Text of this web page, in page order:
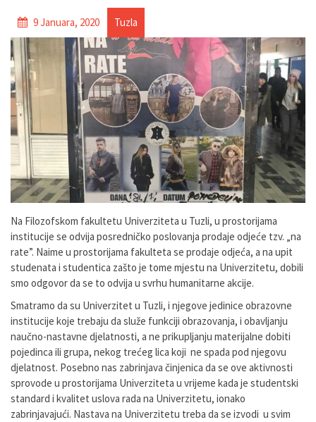
9 Januara, 2020 Tuzla
Na Filozofskom fakultetu Univerziteta u Tuzli, u prostorijama
institucije se odvija posredničko poslovanja prodaje odjeće tzv. „na
rate”. Naime u prostorijama fakulteta se prodaje odjeća, a na upit
studenata i studentica zašto je tome mjestu na Univerzitetu, dobili
smo odgovor da se to odvija u svrhu humanitarne akcije.
Smatramo da su Univerzitet u Tuzli, i njegove jedinice obrazovne
institucije koje trebaju da služe funkciji obrazovanja, i obavljanju
naučno-nastavne djelatnosti, a ne prikupljanju materijalne dobiti
pojedinca ili grupa, nekog trećeg lica koji ne spada pod njegovu
djelatnost. Posebno nas zabrinjava činjenica da se ove aktivnosti
sprovode u prostorijama Univerziteta u vrijeme kada je studentski
standard i kvalitet uslova rada na Univerzitetu, ionako
zabrinjavajući. Nastava na Univerzitetu treba da se izvodi u svim